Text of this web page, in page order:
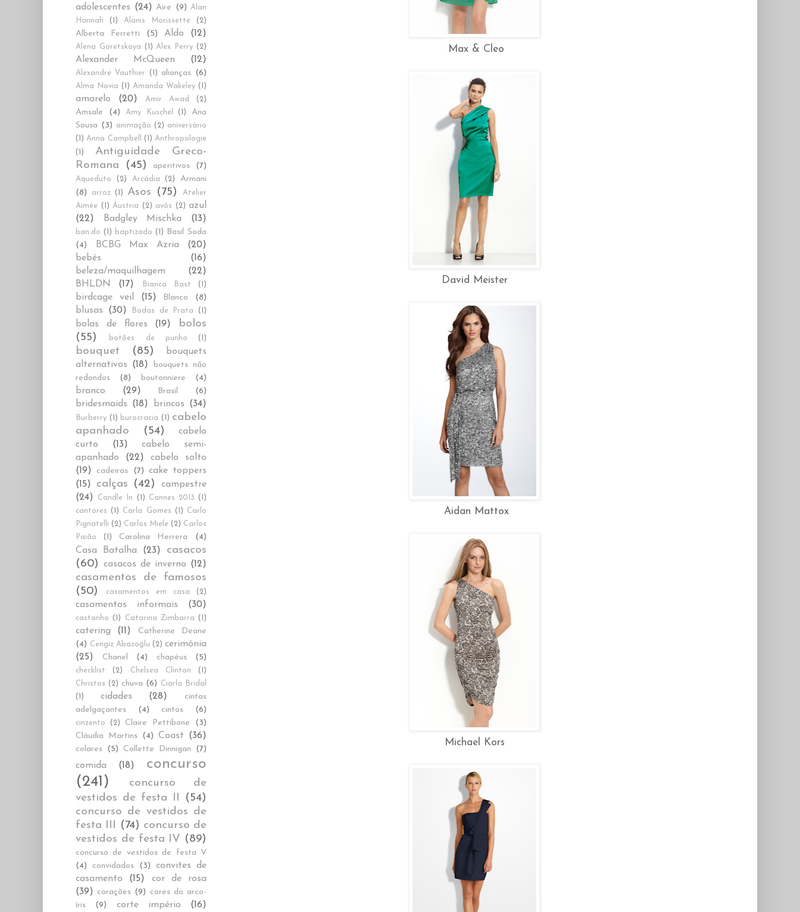
Max & Cleo
David Meister
Aidan Mattox
Michael Kors
adolescentes (24) Aire (9) Alan
Hannah
(1) Alanis Morissette (2)
Alberta Ferretti (5) Aldo (12)
Alena Goretskaya (1) Alex Perry (2)
Alexander McQueen (12)
Alexandre Vauthier (1) alianças (6)
Alma Novia (1) Amanda Wakeley (1)
amarelo (20) Amir Awad (2)
Amsale (4) Amy Kuschel (1)
Ana
Sousa (3) animação (2) aniversário
(1) Anna Campbell (1) Anthropologie
(1)
Antiguidade Greco-
Romana
(45) aperitivos (7)
Aqueduto (2) Arcádia (2)
Armani
(8)
arroz (1) Asos (75)
Atelier
Aimée
(1) Áustria (2) avós (2) azul
(22)
Badgley Mischka (13)
ban.do (1) baptizado (1)
Basil Soda
(4)
BCBG Max Azria
(20)
bebés
(16)
beleza/maquilhagem
(22)
BHLDN
(17) Bianca Bast (1)
birdcage veil (15) Blanco (8)
blusas (30) Bodas de Prata (1)
bolas de flores (19)
bolos
(55)
botões de punho (1)
bouquet (85)
bouquets
alternativos
(18)
bouquets não
redondos
(8) boutonniere (4)
branco (29) Brasil (6)
bridesmaids (18) brincos (34)
Burberry (1) burocracia (1) cabelo
apanhado
(54)
cabelo
curto
(13)
cabelo semi-
apanhado
(22)
cabelo solto
(19)
cadeiras (7) cake toppers
(15)
calças (42)
campestre
(24)
Candle In (1) Cannes 2013
(1)
cantores
(1) Carla Gomes (1)
Carlo
Pignatelli (2) Carlos Miele (2) Carlos
Paião
(1) Carolina Herrera (4)
Casa Batalha (23)
casacos
(60)
casacos de inverno (12)
casamentos de famosos
(50)
casamentos em casa (2)
casamentos informais (30)
castanho (1) Catarina Zimbarra (1)
catering (11)
Catherine Deane
(4) Cengiz Abazoğlu (2) cerimónia
(25)
Chanel (4) chapéus (5)
checklist (2) Chelsea Clinton
(1)
Christos (2) chuva (6)
Ciarla Bridal
(1)
cidades (28)
cintas
adelgaçantes
(4) cintos (6)
cinzento (2) Claire Pettibone
(3)
Cláudia Martins (4) Coast (36)
colares (5) Collette Dinnigan (7)
comida (18)
concurso
(241)
concurso de
vestidos de festa II
(54)
concurso de vestidos de
festa III
(74) concurso de
vestidos de festa IV (89)
concurso de vestidos de festa V
(4)
convidados (3)
convites de
casamento
(15)
cor de rosa
(39) corações (9) cores do arco-
íris
(9) corte império (16)